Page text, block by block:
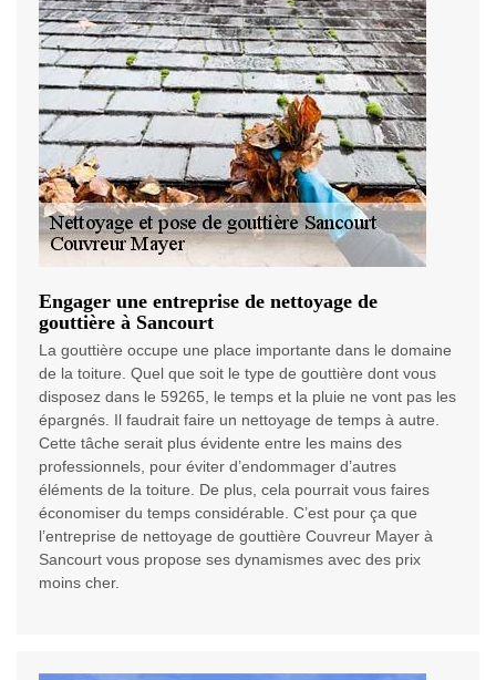
Engager une entreprise de nettoyage de
gouttière à Sancourt
La gouttière occupe une place importante dans le domaine
de la toiture. Quel que soit le type de gouttière dont vous
disposez dans le 59265, le temps et la pluie ne vont pas les
épargnés. Il faudrait faire un nettoyage de temps à autre.
Cette tâche serait plus évidente entre les mains des
professionnels, pour éviter d’endommager d’autres
éléments de la toiture. De plus, cela pourrait vous faires
économiser du temps considérable. C’est pour ça que
l’entreprise de nettoyage de gouttière Couvreur Mayer à
Sancourt vous propose ses dynamismes avec des prix
moins cher.